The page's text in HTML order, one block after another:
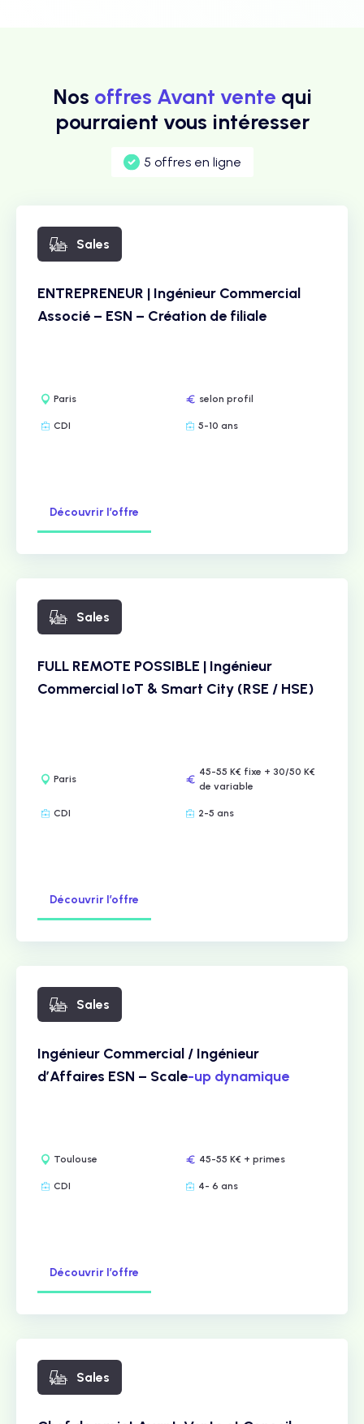
Nos offres Avant vente qui
pourraient vous intéresser
5 offres en ligne
Sales
ENTREPRENEUR | Ingénieur Commercial
Associé – ESN – Création de filiale
Paris selon profil
CDI 5-10 ans
Découvrir l’offre
Sales
FULL REMOTE POSSIBLE | Ingénieur
Commercial IoT & Smart City (RSE / HSE)
Paris
45-55 K€ fixe + 30/50 K€
de variable
CDI 2-5 ans
Découvrir l’offre
Sales
Ingénieur Commercial / Ingénieur
d’Affaires ESN – Scale-up dynamique
Toulouse 45-55 K€ + primes
CDI 4- 6 ans
Découvrir l’offre
Sales